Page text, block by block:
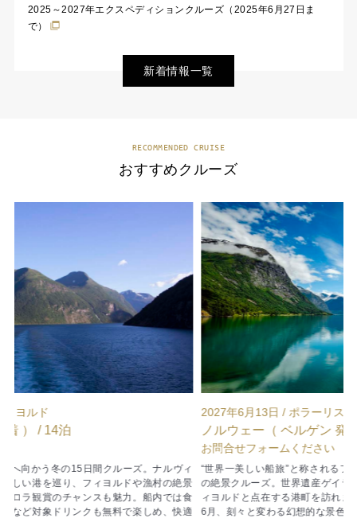
2025～2027年エクスペディションクルーズ（2025年6月27日ま
で）
新着情報一覧
RECOMMENDED CRUISE
おすすめクルーズ
2027年6月13日 / ポラーリス
ノルウェー（ ベルゲン 発着 ） / 11泊
“世界一美しい船旅”と称されるフッティルーテンで巡るノルウェー沿岸
の絶景クルーズ。世界遺産ゲイランゲルフィヨルドをはじめ、雄大なフ
ィヨルドと点在する港町を訪れます。白夜に包まれるベストシーズンの
6月、刻々と変わる幻想的な景色を満喫できる贅沢な船旅です。